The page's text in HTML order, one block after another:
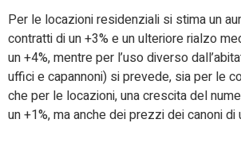
Per le locazioni residenziali si stima un
contratti di un +3% e un ulteriore rialzo
un +4%, mentre per l’uso diverso
uffici e capannoni) si prevede, sia per le
che per le locazioni, una crescita del
un +1%, ma anche dei prezzi dei canoni di